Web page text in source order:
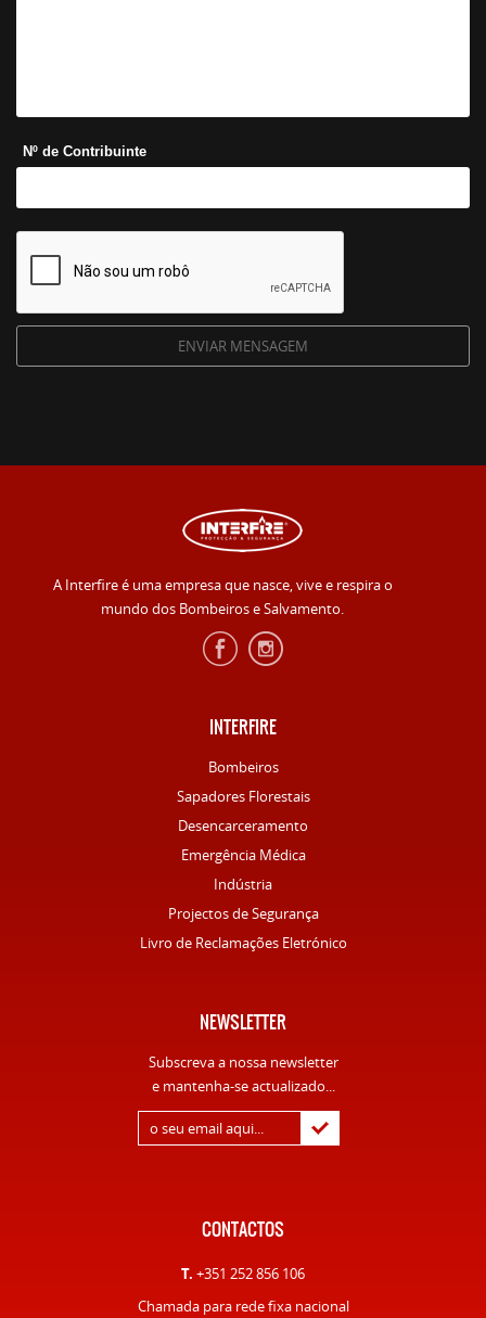
Nº de Contribuinte
A Interfire é uma empresa que nasce, vive e respira o
mundo dos Bombeiros e Salvamento.
INTERFIRE
Bombeiros
Sapadores Florestais
Desencarceramento
Emergência Médica
Indústria
Projectos de Segurança
Livro de Reclamações Eletrónico
NEWSLETTER
Subscreva a nossa newsletter
e mantenha-se actualizado...
CONTACTOS
T. +351 252 856 106
Chamada para rede fixa nacional